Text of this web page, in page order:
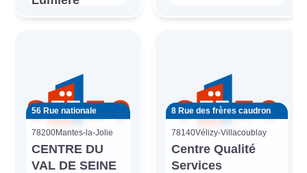
56 Rue nationale
78200Mantes-la-Jolie
CENTRE DU
VAL DE SEINE
8 Rue des frères caudron
78140Vélizy-Villacoublay
Centre Qualité
Services